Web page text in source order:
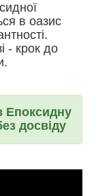
в оазис
- крок до
Епоксидну
досвіду